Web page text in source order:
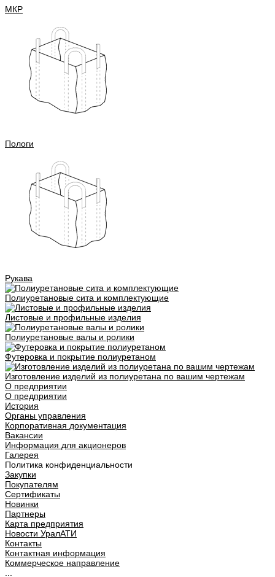
МКР
Пологи
Рукава
Полиуретановые сита и комплектующие
Листовые и профильные изделия
Полиуретановые валы и ролики
Футеровка и покрытие полиуретаном
Изготовление изделий из полиуретана по вашим чертежам
О предприятии
О предприятии
История
Органы управления
Корпоративная документация
Вакансии
Информация для акционеров
Галерея
Политика конфиденциальности
Закупки
Покупателям
Сертификаты
Новинки
Партнеры
Карта предприятия
Новости УралАТИ
Контакты
Контактная информация
Коммерческое направление